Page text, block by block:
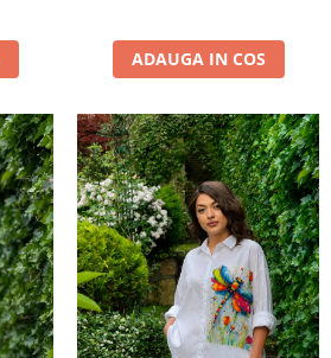
ADAUGA IN COS